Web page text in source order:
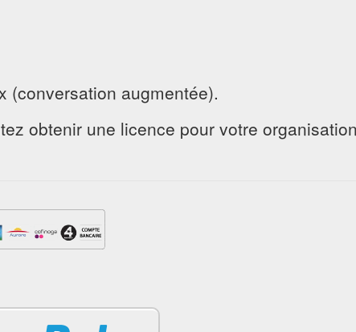
(conversation augmentée).
obtenir une licence pour votre